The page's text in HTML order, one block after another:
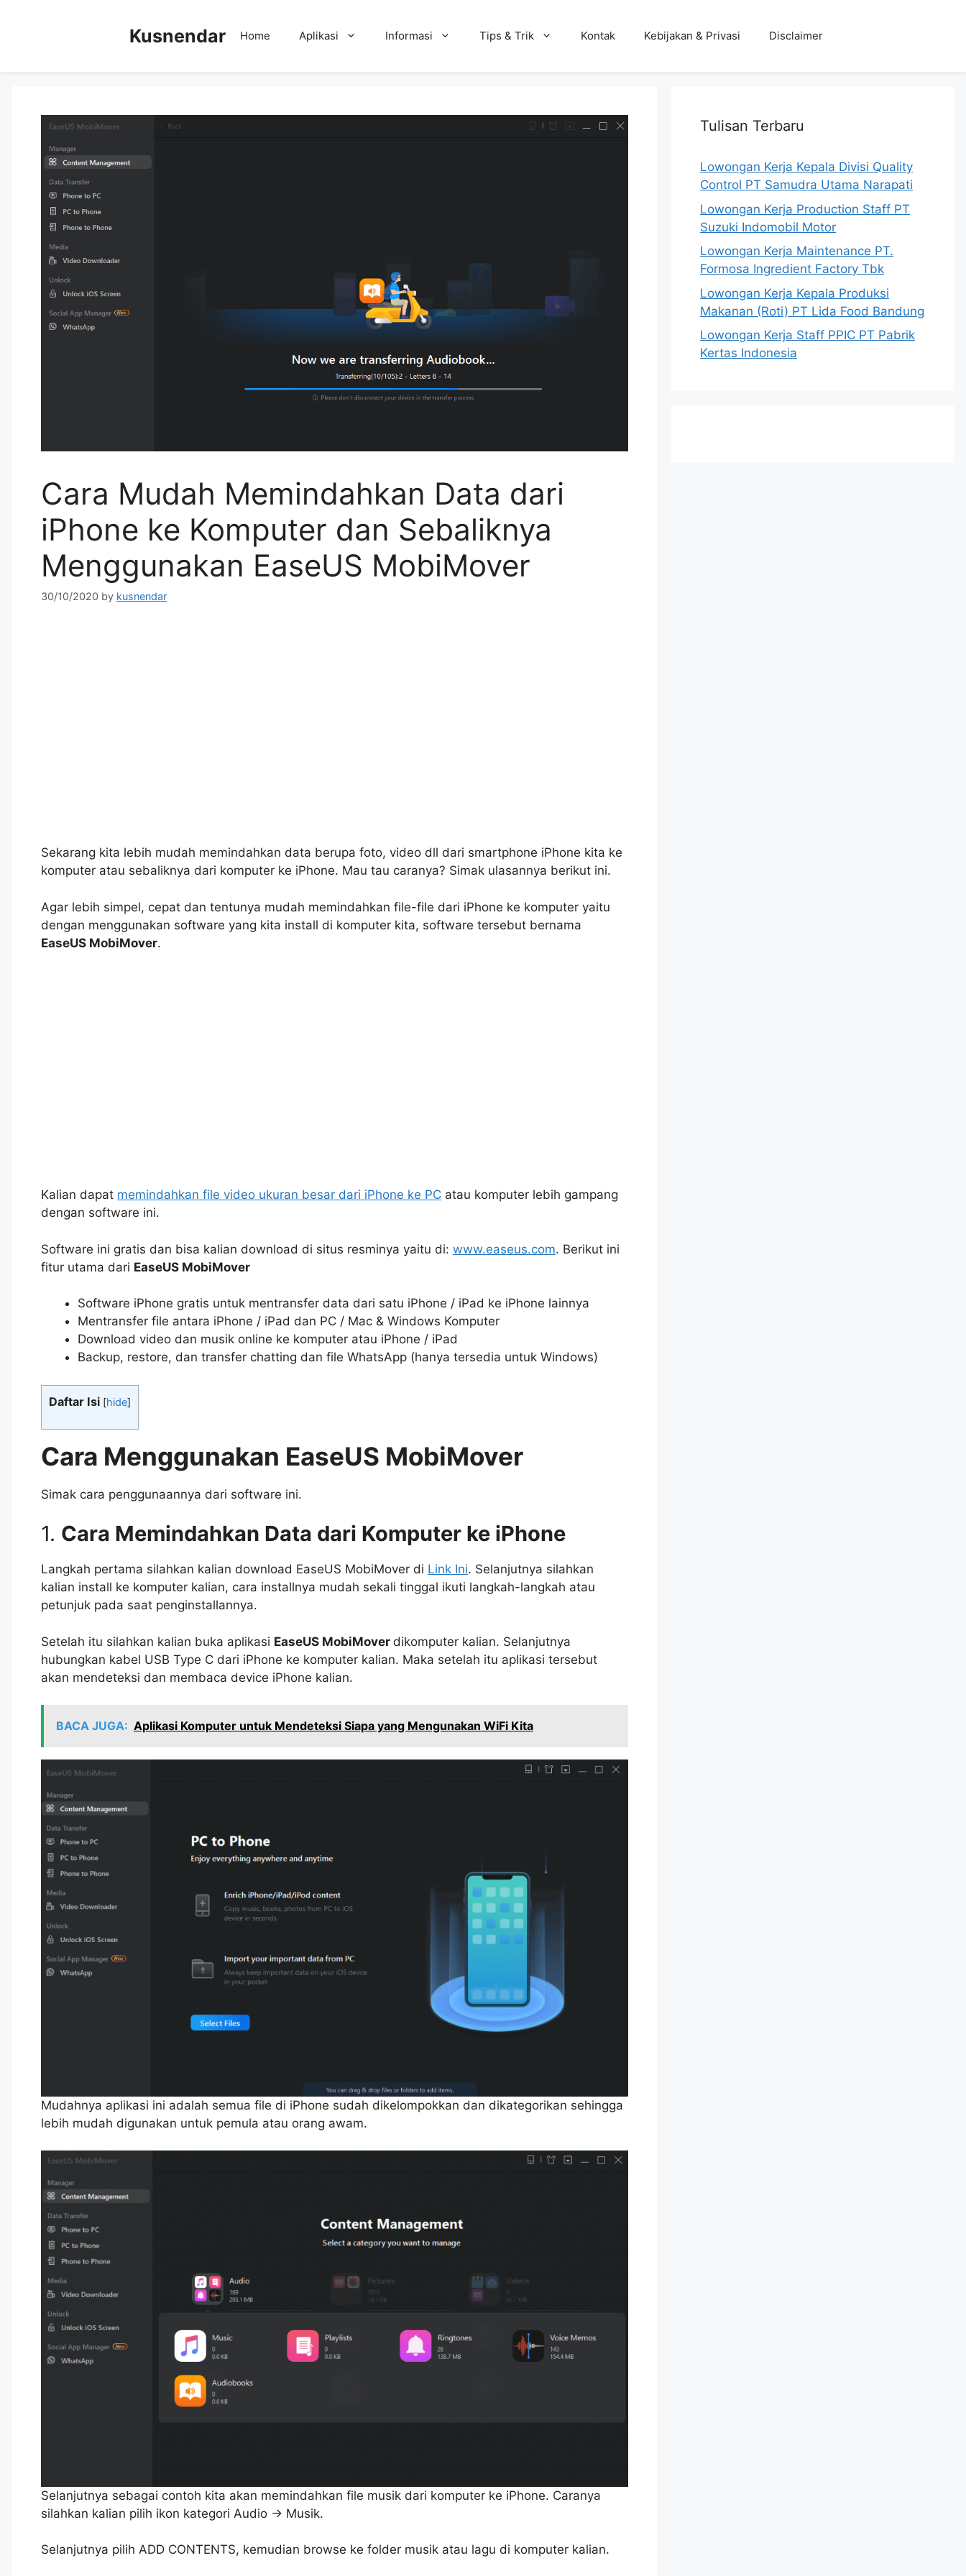
Kusnendar Home Aplikasi Informasi Tips & Trik Kontak Kebijakan & Privasi Disclaimer
Cara Mudah Memindahkan Data dari
iPhone ke Komputer dan Sebaliknya
Menggunakan EaseUS MobiMover
30/10/2020 by kusnendar
Sekarang kita lebih mudah memindahkan data berupa foto, video dll dari smartphone iPhone kita ke
komputer atau sebaliknya dari komputer ke iPhone. Mau tau caranya? Simak ulasannya berikut ini.
Agar lebih simpel, cepat dan tentunya mudah memindahkan file-file dari iPhone ke komputer yaitu
dengan menggunakan software yang kita install di komputer kita, software tersebut bernama
EaseUS MobiMover.
Kalian dapat memindahkan file video ukuran besar dari iPhone ke PC atau komputer lebih gampang
dengan software ini.
Software ini gratis dan bisa kalian download di situs resminya yaitu di: www.easeus.com. Berikut ini
fitur utama dari EaseUS MobiMover
Software iPhone gratis untuk mentransfer data dari satu iPhone / iPad ke iPhone lainnya
Mentransfer file antara iPhone / iPad dan PC / Mac & Windows Komputer
Download video dan musik online ke komputer atau iPhone / iPad
Backup, restore, dan transfer chatting dan file WhatsApp (hanya tersedia untuk Windows)
Daftar Isi [hide]
Cara Menggunakan EaseUS MobiMover
Simak cara penggunaannya dari software ini.
1. Cara Memindahkan Data dari Komputer ke iPhone
Langkah pertama silahkan kalian download EaseUS MobiMover di Link Ini. Selanjutnya silahkan
kalian install ke komputer kalian, cara installnya mudah sekali tinggal ikuti langkah-langkah atau
petunjuk pada saat penginstallannya.
Setelah itu silahkan kalian buka aplikasi EaseUS MobiMover dikomputer kalian. Selanjutnya
hubungkan kabel USB Type C dari iPhone ke komputer kalian. Maka setelah itu aplikasi tersebut
akan mendeteksi dan membaca device iPhone kalian.
BACA JUGA: Aplikasi Komputer untuk Mendeteksi Siapa yang Mengunakan WiFi Kita
Mudahnya aplikasi ini adalah semua file di iPhone sudah dikelompokkan dan dikategorikan sehingga
lebih mudah digunakan untuk pemula atau orang awam.
Selanjutnya sebagai contoh kita akan memindahkan file musik dari komputer ke iPhone. Caranya
silahkan kalian pilih ikon kategori Audio -> Musik.
Selanjutnya pilih ADD CONTENTS, kemudian browse ke folder musik atau lagu di komputer kalian.
Tulisan Terbaru
Lowongan Kerja Kepala Divisi Quality
Control PT Samudra Utama Narapati
Lowongan Kerja Production Staff PT
Suzuki Indomobil Motor
Lowongan Kerja Maintenance PT.
Formosa Ingredient Factory Tbk
Lowongan Kerja Kepala Produksi
Makanan (Roti) PT Lida Food Bandung
Lowongan Kerja Staff PPIC PT Pabrik
Kertas Indonesia